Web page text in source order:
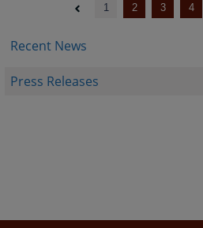
Recent News
Press Releases
1 2 3 4